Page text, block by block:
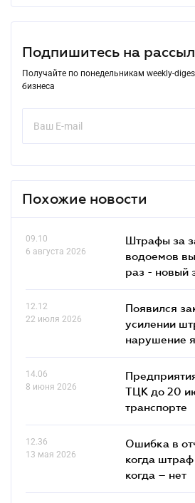
Подпишитесь на
Получайте по понедельникам weekly-
бизнеса
Похожие новости
09.10
6 августа 2026
Штрафы за
водоемов
раз - новый
12.12
22 июля 2026
Появился
усилении
нарушение
14.06
8 июня 2026
ТЦК до 20
транспорте
12.36
13 мая 2026
Ошибка в
когда
когда – нет